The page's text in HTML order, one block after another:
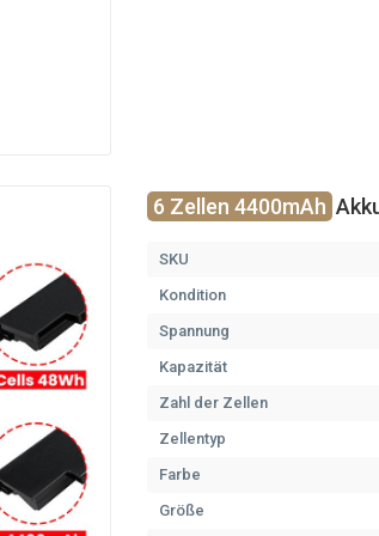
6 Zellen 4400mAh
SKU
Kondition
Spannung
Kapazität
Zahl der Zellen
Zellentyp
Farbe
Größe